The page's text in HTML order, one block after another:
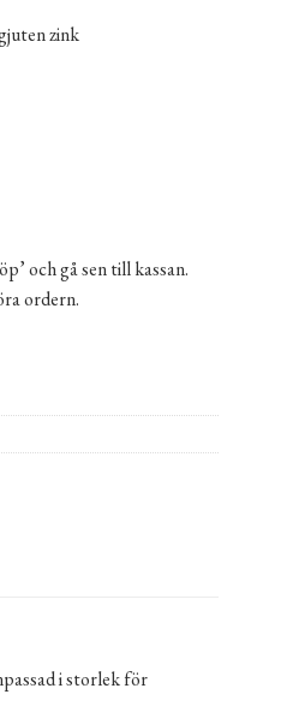
zink
och gå sen till kassan.
ordern.
i storlek för